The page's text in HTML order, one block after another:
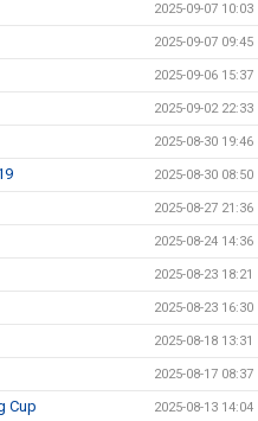
2025-09-07 10:03
2025-09-07 09:45
2025-09-06 15:37
2025-09-02 22:33
2025-08-30 19:46
2025-08-30 08:50
2025-08-27 21:36
2025-08-24 14:36
2025-08-23 18:21
2025-08-23 16:30
2025-08-18 13:31
2025-08-17 08:37
Cup 2025-08-13 14:04